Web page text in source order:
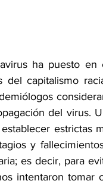
ha puesto
del capitalismo
del virus.
estrictas
y
es decir, para
intentaron tomar